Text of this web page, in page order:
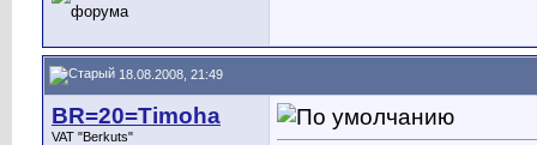
18.08.2008, 21:49
BR=20=Timoha
VAT "Berkuts"